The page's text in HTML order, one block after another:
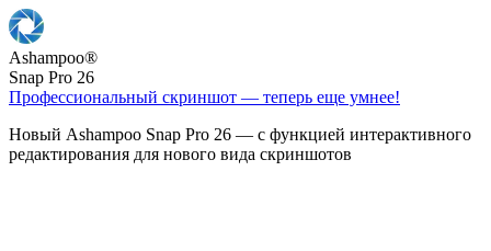
Ashampoo®
Snap Pro 26
Профессиональный скриншот — теперь еще умнее!
Новый Ashampoo Snap Pro 26 — с функцией интерактивного
редактирования для нового вида скриншотов